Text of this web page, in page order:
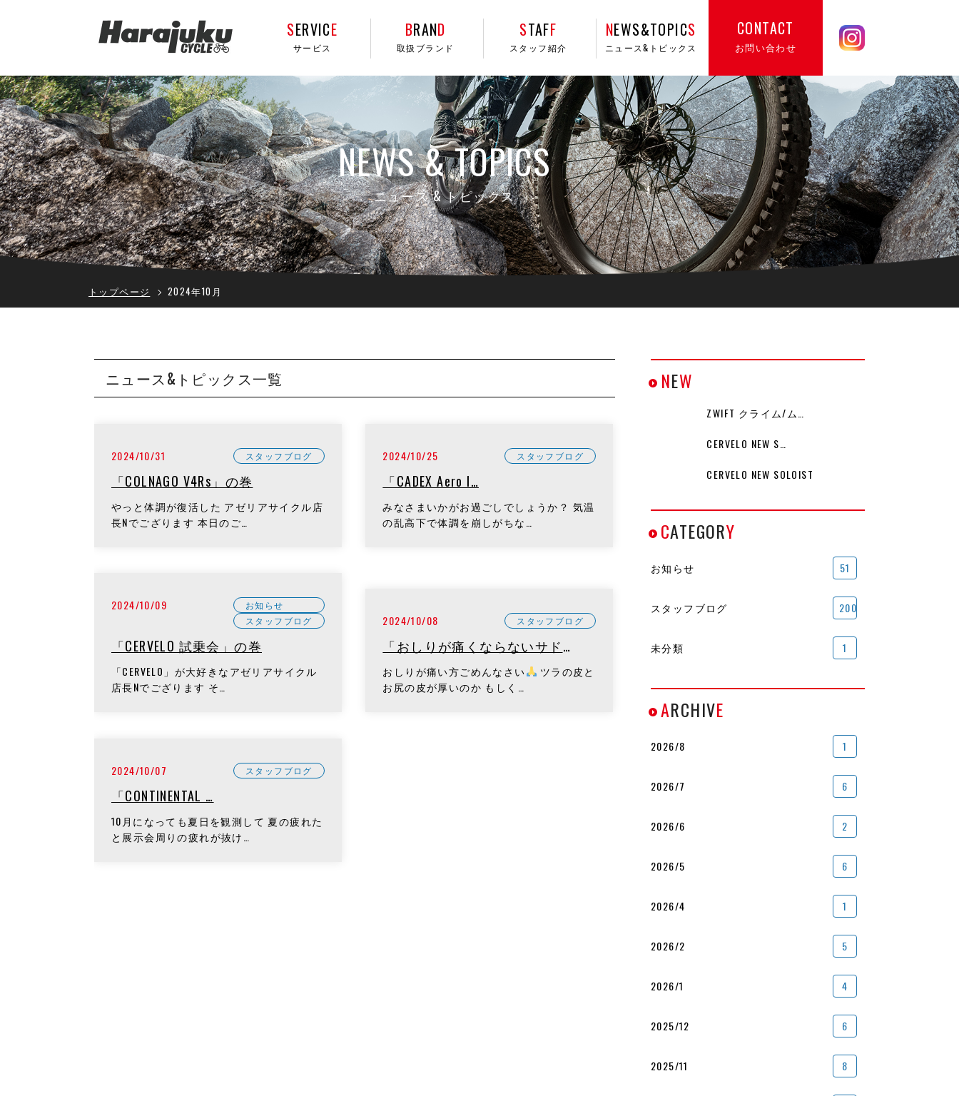
SERVICE
サービス
BRAND
取扱ブランド
STAFF
スタッフ紹介
NEWS&TOPICS
ニュース&トピックス
CONTACT
お問い合わせ
NEWS & TOPICS
ニュース & トピックス
トップページ 2024年10月
ニュース&トピックス一覧
2024/10/31 スタッフブログ
「COLNAGO V4Rs」の巻
やっと体調が復活した アゼリアサイクル店
長Nでござります 本日のご…
2024/10/25 スタッフブログ
「CADEX Aero I…
みなさまいかがお過ごしでしょうか？ 気温
の乱高下で体調を崩しがちな…
2024/10/09
お知らせ
スタッフブログ
「CERVELO 試乗会」の巻
「CERVELO」が大好きなアゼリアサイクル
店長Nでござります そ…
2024/10/08 スタッフブログ
「おしりが痛くならないサド
ル？」の巻
おしりが痛い方ごめんなさい
ツラの皮と
お尻の皮が厚いのか もしく…
2024/10/07 スタッフブログ
「CONTINENTAL …
10月になっても夏日を観測して 夏の疲れた
と展示会周りの疲れが抜け…
NEW
ZWIFT クライム/ム…
CERVELO NEW S…
CERVELO NEW SOLOIST
CATEGORY
お知らせ 51
スタッフブログ 200
未分類 1
ARCHIVE
2026/8 1
2026/7 6
2026/6 2
2026/5 6
2026/4 1
2026/2 5
2026/1 4
2025/12 6
2025/11 8